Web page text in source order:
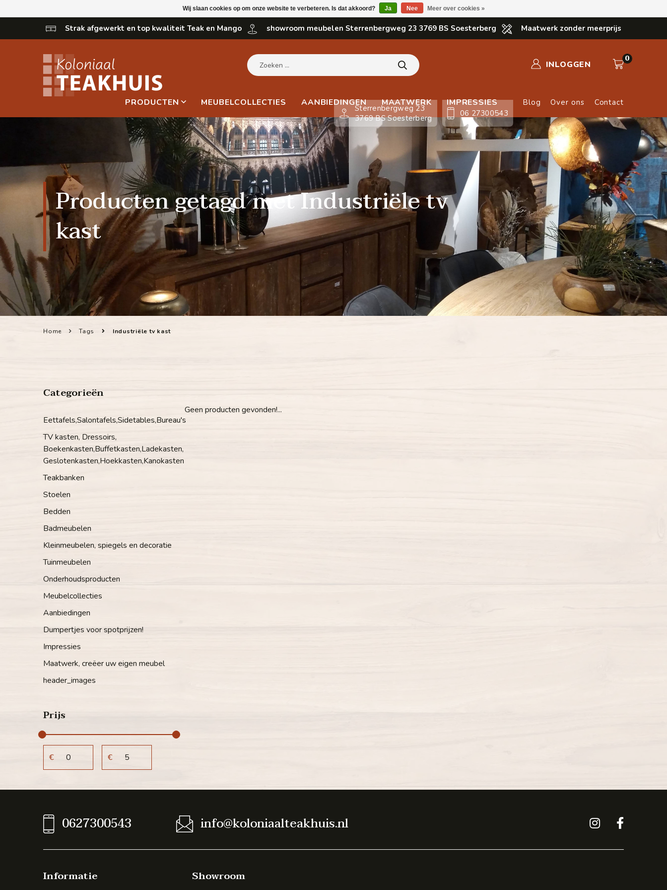
Strak afgewerkt en top kwaliteit Teak en Mango showroom meubelen Sterrenbergweg 23 3769 BS Soesterberg Maatwerk zonder meerprijs
INLOGGEN
0
PRODUCTEN MEUBELCOLLECTIES AANBIEDINGEN MAATWERK IMPRESSIES Blog Over ons Contact
Sterrenbergweg 23
3769 BS Soesterberg
06 27300543
Producten getagd met Industriële tv
kast
Home Tags Industriële tv kast
Categorieën
Eettafels,Salontafels,Sidetables,Bureau's
TV kasten, Dressoirs,
Boekenkasten,Buffetkasten,Ladekasten,
Geslotenkasten,Hoekkasten,Kanokasten
Teakbanken
Stoelen
Bedden
Badmeubelen
Kleinmeubelen, spiegels en decoratie
Tuinmeubelen
Onderhoudsproducten
Meubelcollecties
Aanbiedingen
Dumpertjes voor spotprijzen!
Impressies
Maatwerk, creëer uw eigen meubel
header_images
Prijs
€ €
Geen producten gevonden!...
0627300543 info@koloniaalteakhuis.nl
Informatie Showroom
Wij slaan cookies op om onze website te verbeteren. Is dat akkoord? Ja Nee Meer over cookies »